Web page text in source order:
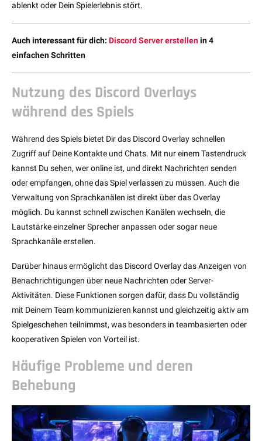
ablenkt oder Dein Spielerlebnis stört.
Auch interessant für dich: Discord Server erstellenin 4
einfachen Schritten
Nutzung des Discord Overlays
während des Spiels
Während des Spiels bietet Dir das Discord Overlay schnellen
Zugriff auf Deine Kontakte und Chats. Mit nur einem Tastendruck
kannst Du sehen, wer online ist, und direkt Nachrichten senden
oder empfangen, ohne das Spiel verlassen zu müssen. Auch die
Verwaltung von Sprachkanälen ist direkt über das Overlay
möglich. Du kannst schnell zwischen Kanälen wechseln, die
Lautstärke einzelner Sprecher anpassen oder sogar neue
Sprachkanäle erstellen.
Darüber hinaus ermöglicht das Discord Overlay das Anzeigen von
Benachrichtigungen über neue Nachrichten oder Server-
Aktivitäten. Diese Funktionen sorgen dafür, dass Du vollständig
mit Deinem Team kommunizieren kannst und gleichzeitig aktiv am
Spielgeschehen teilnimmst, was besonders in teambasierten oder
kooperativen Spielen von Vorteil ist.
Häufige Probleme und deren
Behebung